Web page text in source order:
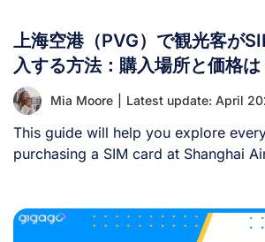
上海空港（PVG）で観光客が
入する方法：購入場所と価格は
Mia Moore Latest update: April
This guide will help you explore
purchasing a SIM card at Shanghai